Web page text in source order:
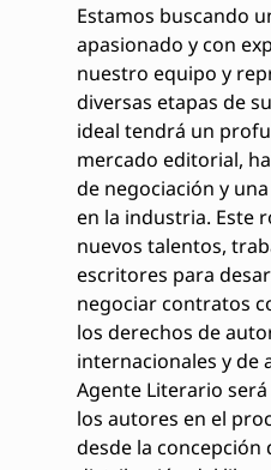
Estamos buscando
apasionado y con
nuestro equipo y
diversas etapas de
ideal tendrá un
mercado editorial,
de negociación y
en la industria. Este
nuevos talentos,
escritores para
negociar contratos
los derechos de
internacionales y de
Agente Literario
los autores en el
desde la concepción